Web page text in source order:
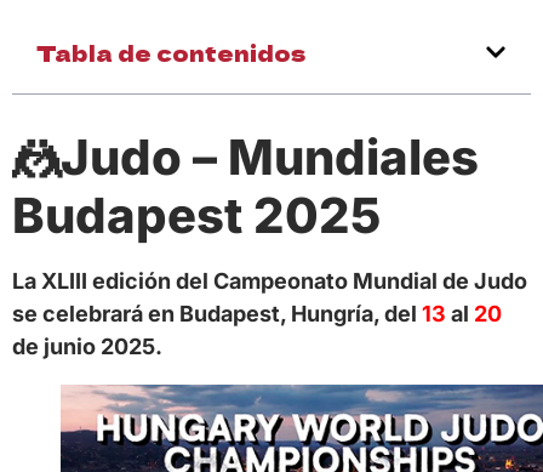
Tabla de contenidos
🤼Judo – Mundiales
Budapest 2025
La XLIII edición del Campeonato Mundial de Judo
se celebrará en Budapest, Hungría, del 13 al 20
de junio 2025.